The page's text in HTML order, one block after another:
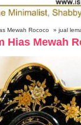
Mewah Rococo » jual
Hias Mewah